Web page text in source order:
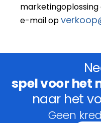
marketingoplossing
e-mail op
spel voor het
naar het
Geen